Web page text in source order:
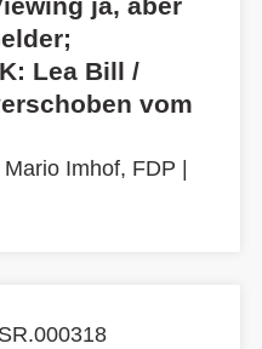
ja, aber
Lea Bill /
vom
Mario Imhof, FDP